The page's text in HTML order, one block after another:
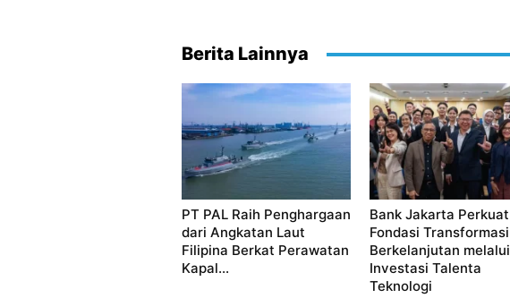
Berita Lainnya
PT PAL Raih Penghargaan
dari Angkatan Laut
Filipina Berkat Perawatan
Kapal...
Bank Jakarta Perkuat
Fondasi Transformasi
Berkelanjutan melalui
Investasi Talenta
Teknologi